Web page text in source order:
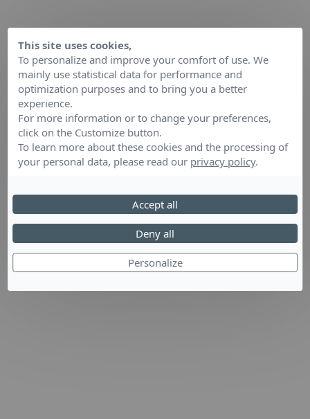
This site uses cookies,
To personalize and improve your comfort of use. We
mainly use statistical data for performance and
optimization purposes and to bring you a better
experience.
For more information or to change your preferences,
click on the Customize button.
To learn more about these cookies and the processing of
your personal data, please read our privacy policy.
Personalize
Deny all
Accept all